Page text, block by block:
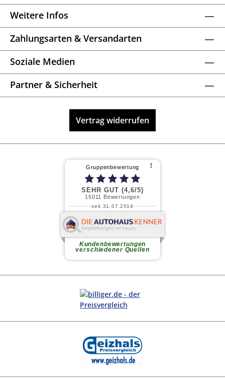
Weitere Infos
Zahlungsarten & Versandarten
Soziale Medien
Partner & Sicherheit
Vertrag widerrufen